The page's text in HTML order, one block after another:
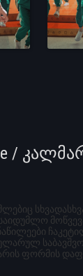
/
ფორმის